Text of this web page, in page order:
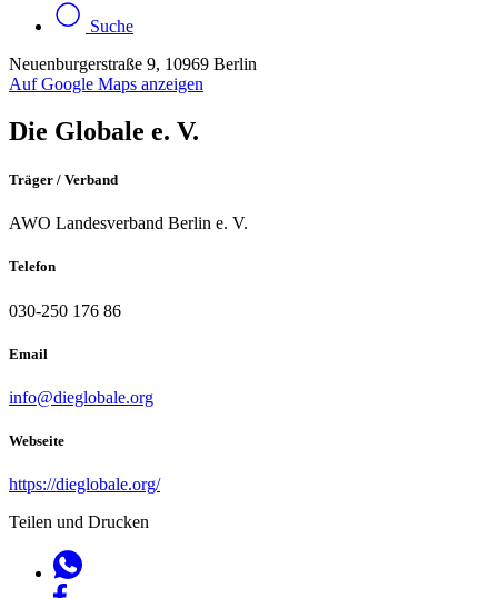
Suche
Neuenburgerstraße 9, 10969 Berlin
Auf Google Maps anzeigen
Die Globale e. V.
Träger / Verband
AWO Landesverband Berlin e. V.
Telefon
030-250 176 86
Email
info@dieglobale.org
Webseite
https://dieglobale.org/
Teilen und Drucken